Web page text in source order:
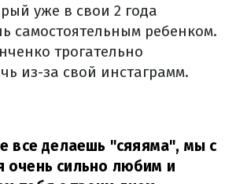
уже в свои 2 года
самостоятельным ребенком.
трогательно
из-за свой инстаграмм.
все делаешь "сяяяма", мы с
очень сильно любим и